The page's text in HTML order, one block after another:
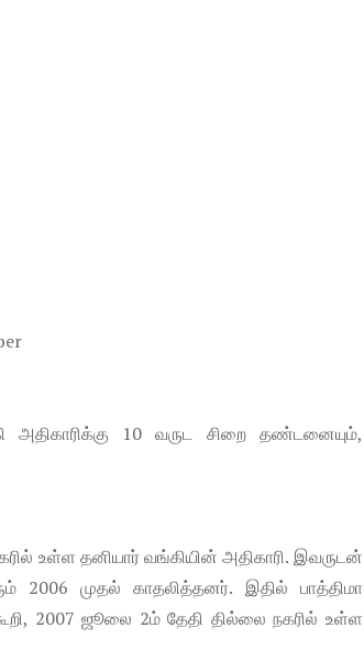
அதிகாரிக்கு 10 வருட சிறை தண்டனையும்,
உள்ள தனியார் வங்கியின் அதிகாரி. இவருடன்
2006 முதல் காதலித்தனர். இதில் பாத்திமா
2007 ஜூலை 2ம் தேதி தில்லை நகரில் உள்ள